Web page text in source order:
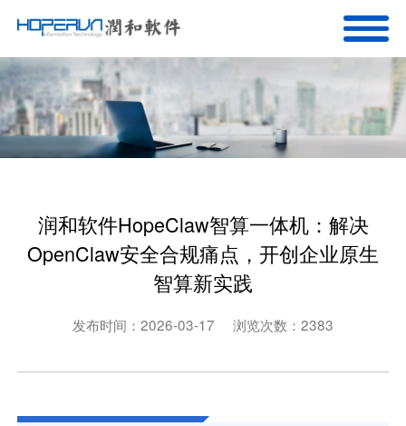
润和软件HopeClaw智算一体机：解决
OpenClaw安全合规痛点，开创企业原生
智算新实践
发布时间：2026-03-17 浏览次数：2383